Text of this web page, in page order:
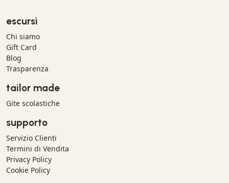
escursì
Chi siamo
Gift Card
Blog
Trasparenza
tailor made
Gite scolastiche
supporto
Servizio Clienti
Termini di Vendita
Privacy Policy
Cookie Policy